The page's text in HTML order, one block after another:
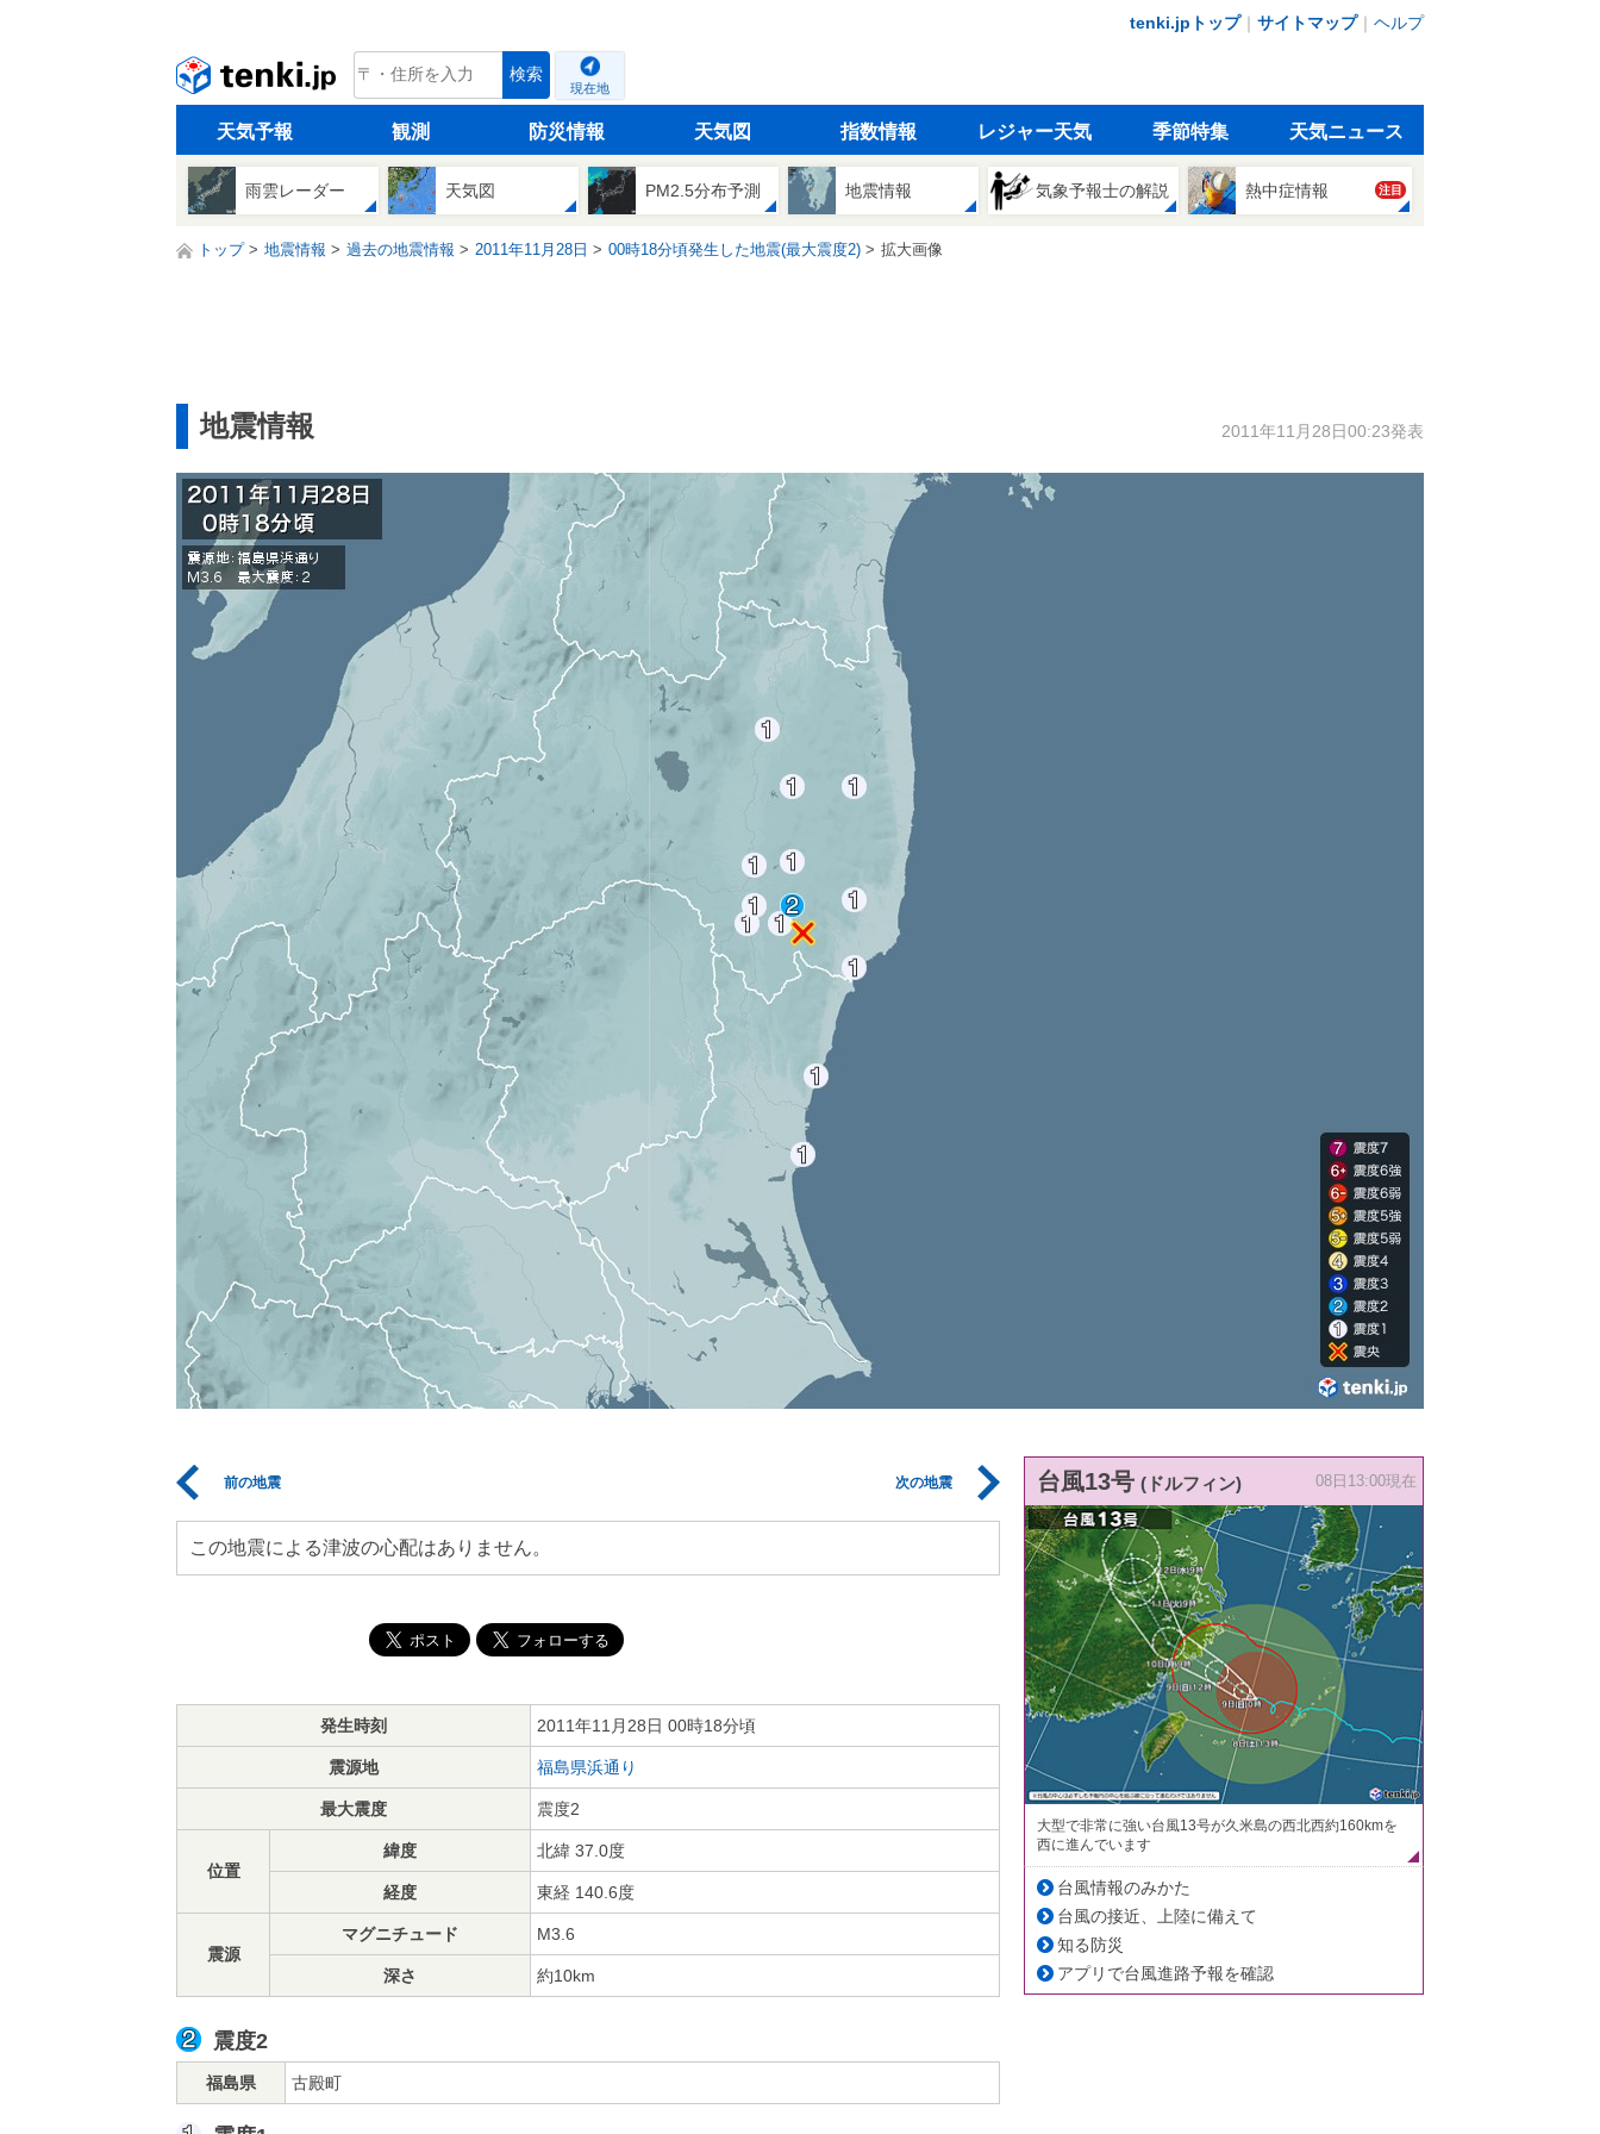
tenki.jpトップ｜ サイトマップ｜ ヘルプ
tenki.jp 検索
現在地
天気予報 観測 防災情報 天気図 指数情報 レジャー天気 季節特集 天気ニュース
雨雲レーダー 天気図 PM2.5分布予測 地震情報 気象予報士の解説 熱中症情報 注目
トップ 地震情報 過去の地震情報 2011年11月28日 00時18分頃発生した地震(最大震度2) 拡大画像
地震情報 2011年11月28日00:23発表
前の地震 次の地震
この地震による津波の心配はありません。
発生時刻 2011年11月28日 00時18分頃
震源地 福島県浜通り
最大震度 震度2
位置
緯度 北緯 37.0度
経度 東経 140.6度
震源
マグニチュード M3.6
深さ 約10km
震度2
福島県 古殿町
台風13号 (ドルフィン) 08日13:00現在
大型で非常に強い台風13号が久米島の西北西約160kmを
西に進んでいます
台風情報のみかた
台風の接近、上陸に備えて
知る防災
アプリで台風進路予報を確認